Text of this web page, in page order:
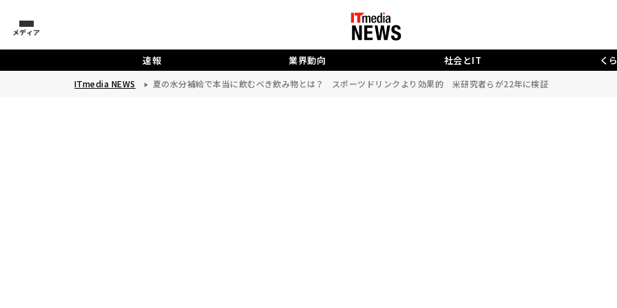
メディア
速報 業界動向 社会とIT く
ITmedia NEWS 夏の水分補給で本当に飲むべき飲み物とは？ スポーツドリンクより効果的 米研究者らが22年に検証